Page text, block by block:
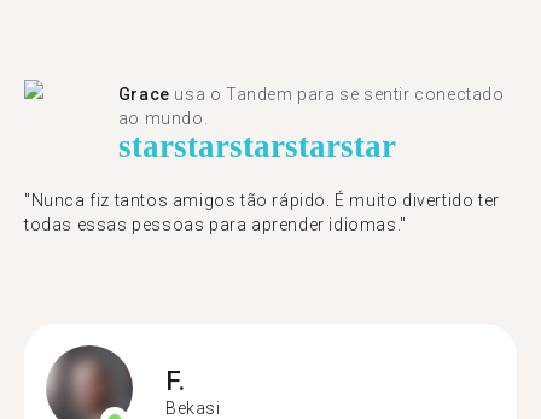
Grace usa o Tandem para se sentir conectado
ao mundo.
starstarstarstarstar
"Nunca fiz tantos amigos tão rápido. É muito divertido ter
todas essas pessoas para aprender idiomas."
F.
Bekasi